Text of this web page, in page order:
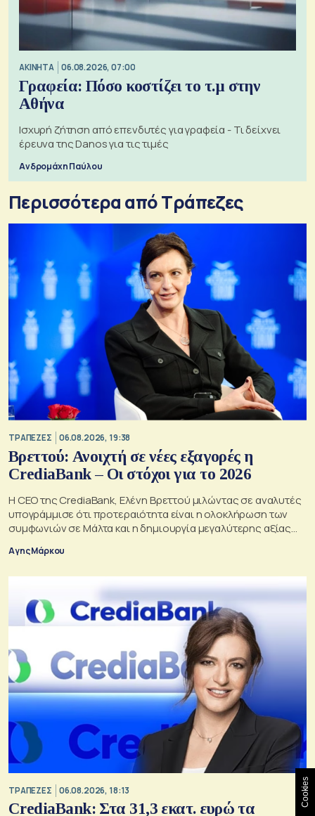
ΑΚΙΝΗΤΑ 06.08.2026, 07:00
Γραφεία: Πόσο κοστίζει το τ.μ στην
Αθήνα
Ισχυρή ζήτηση από επενδυτές για γραφεία - Τι δείχνει
έρευνα της Danos για τις τιμές
Ανδρομάχη Παύλου
Περισσότερα από Τράπεζες
ΤΡΑΠΕΖΕΣ 06.08.2026, 19:38
Βρεττού: Ανοιχτή σε νέες εξαγορές η
CrediaBank – Οι στόχοι για το 2026
Η CEO της CrediaBank, Ελένη Βρεττού μιλώντας σε αναλυτές
υπογράμμισε ότι προτεραιότητα είναι η ολοκλήρωση των
συμφωνιών σε Μάλτα και η δημιουργία μεγαλύτερης αξίας
Αγης Μάρκου
ΤΡΑΠΕΖΕΣ 06.08.2026, 18:13
CrediaBank: Στα 31,3 εκατ. ευρώ τα
Cookies